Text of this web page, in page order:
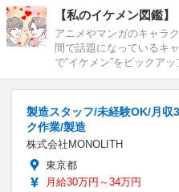
【私のイケメン図鑑】
アニメやマンガのキャラ
間で話題になっているキ
で“イケメン”をピックア
製造スタッフ/未経験OK/月収
ク作業/製造
株式会社MONOLITH
東京都
月給30万円～34万円